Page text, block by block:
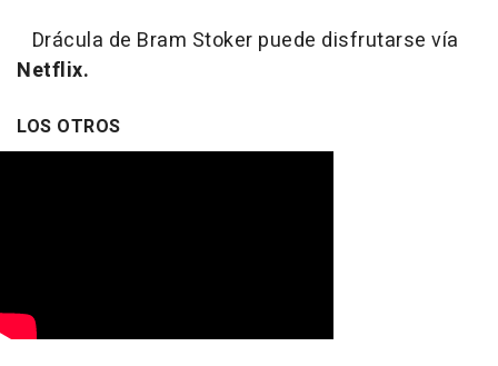
Drácula de Bram Stoker puede disfrutarse vía
Netflix.
LOS OTROS